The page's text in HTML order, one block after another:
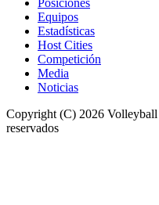
Equipos
Estadísticas
Host Cities
Competición
Media
Noticias
Copyright (C) 2026
reservados